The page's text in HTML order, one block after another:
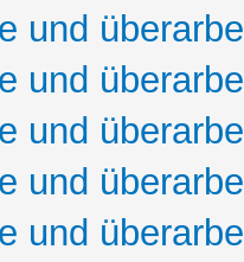
und
und
und
und
und